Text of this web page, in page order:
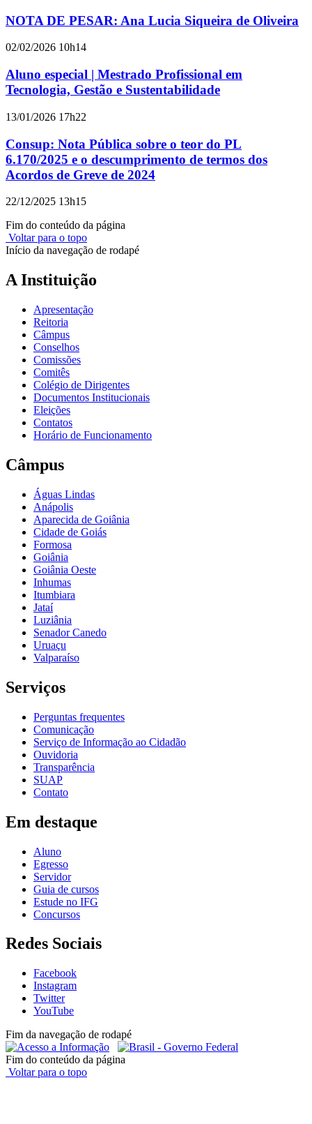
NOTA DE PESAR: Ana Lucia Siqueira de Oliveira
02/02/2026 10h14
Aluno especial | Mestrado Profissional em
Tecnologia, Gestão e Sustentabilidade
13/01/2026 17h22
Consup: Nota Pública sobre o teor do PL
6.170/2025 e o descumprimento de termos dos
Acordos de Greve de 2024
22/12/2025 13h15
Fim do conteúdo da página
Voltar para o topo
Início da navegação de rodapé
A Instituição
Apresentação
Reitoria
Câmpus
Conselhos
Comissões
Comitês
Colégio de Dirigentes
Documentos Institucionais
Eleições
Contatos
Horário de Funcionamento
Câmpus
Águas Lindas
Anápolis
Aparecida de Goiânia
Cidade de Goiás
Formosa
Goiânia
Goiânia Oeste
Inhumas
Itumbiara
Jataí
Luziânia
Senador Canedo
Uruaçu
Valparaíso
Serviços
Perguntas frequentes
Comunicação
Serviço de Informação ao Cidadão
Ouvidoria
Transparência
SUAP
Contato
Em destaque
Aluno
Egresso
Servidor
Guia de cursos
Estude no IFG
Concursos
Redes Sociais
Facebook
Instagram
Twitter
YouTube
Fim da navegação de rodapé
Fim do conteúdo da página
Voltar para o topo